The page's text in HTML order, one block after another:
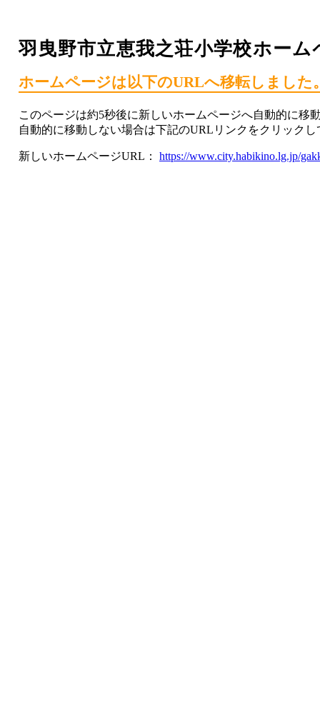
羽曳野市立恵我之荘小学校ホー
ホームページは以下のURLへ移転しました
このページは約5秒後に新しいホームページへ自動的に移
自動的に移動しない場合は下記のURLリンクをクリック
新しいホームページURL： https://www.city.habikino.lg.jp/